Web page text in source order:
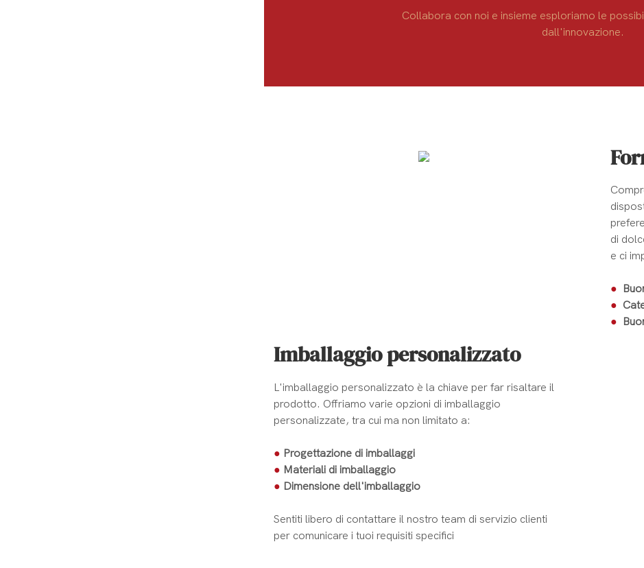
Collabora con noi e insieme esploriamo le
dall'innovazione.
di
e ci
●
●
●
Imballaggio personalizzato
L'imballaggio personalizzato è la chiave per far risaltare il
prodotto. Offriamo varie opzioni di imballaggio
personalizzate, tra cui ma non limitato a:
● Progettazione di imballaggi
● Materiali di imballaggio
● Dimensione dell'imballaggio
Sentiti libero di contattare il nostro team di servizio clienti
per comunicare i tuoi requisiti specifici